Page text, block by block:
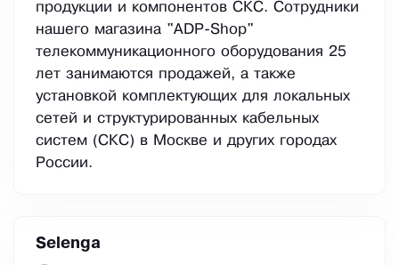
продукции и компонентов СКС. Сотрудники
нашего магазина "ADP-Shop"
телекоммуникационного оборудования 25
лет занимаются продажей, а также
установкой комплектующих для локальных
сетей и структурированных кабельных
систем (СКС) в Москве и других городах
России.
Selenga